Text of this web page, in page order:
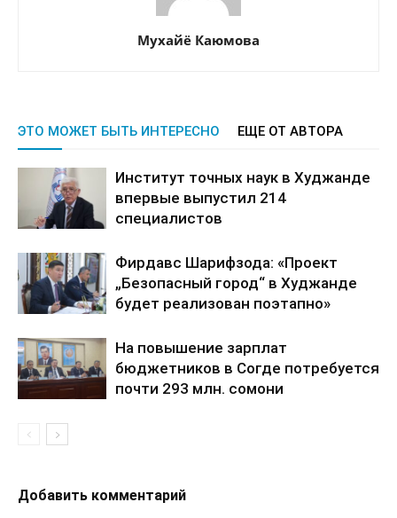
Мухайё Каюмова
ЭТО МОЖЕТ БЫТЬ ИНТЕРЕСНО ЕЩЕ ОТ АВТОРА
Институт точных наук в Худжанде
впервые выпустил 214
специалистов
Фирдавс Шарифзода: «Проект
„Безопасный город“ в Худжанде
будет реализован поэтапно»
На повышение зарплат
бюджетников в Согде потребуется
почти 293 млн. сомони
Добавить комментарий